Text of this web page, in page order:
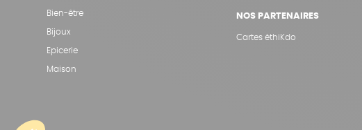
Bien-être
Bijoux
Epicerie
Maison
NOS PARTENAIRES
Cartes éthiKdo